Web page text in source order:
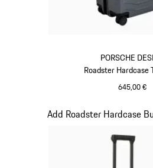
PORSCHE
Roadster Hardcase
645,00 €
Add Roadster Hardcase
Slide 10 von 20